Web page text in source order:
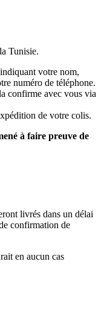
Tunisie.
votre nom,
numéro de téléphone.
confirme avec vous via
de votre colis.
à faire preuve de
livrés dans un délai
confirmation de
en aucun cas